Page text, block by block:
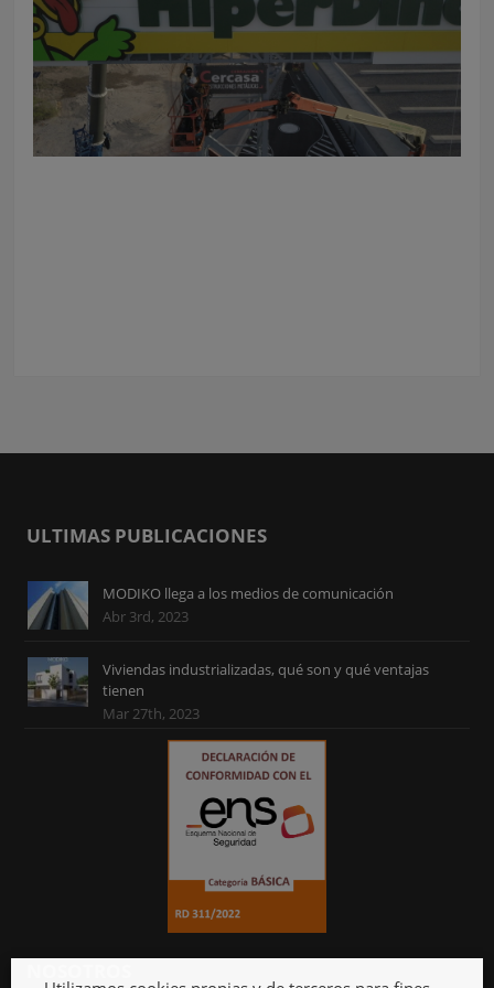
ULTIMAS PUBLICACIONES
MODIKO llega a los medios de comunicación
Abr 3rd, 2023
Viviendas industrializadas, qué son y qué ventajas
tienen
Mar 27th, 2023